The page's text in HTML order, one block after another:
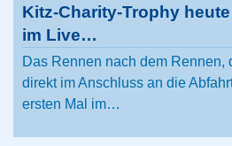
Kitz-Charity-Trophy
im Live…
Das Rennen nach dem Rennen,
direkt im Anschluss an die
ersten Mal im…